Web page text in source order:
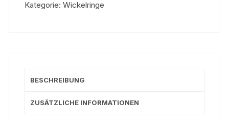
Kategorie:Wickelringe
BESCHREIBUNG
ZUSÄTZLICHE INFORMATIONEN